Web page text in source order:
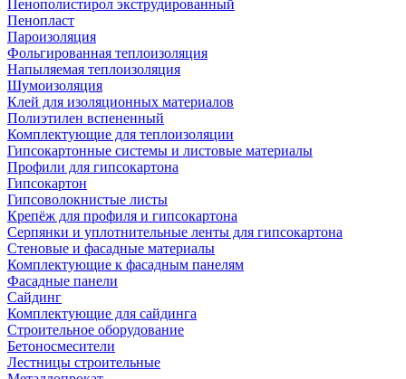
Пенополистирол экструдированный
Пенопласт
Пароизоляция
Фольгированная теплоизоляция
Напыляемая теплоизоляция
Шумоизоляция
Клей для изоляционных материалов
Полиэтилен вспененный
Комплектующие для теплоизоляции
Гипсокартонные системы и листовые материалы
Профили для гипсокартона
Гипсокартон
Гипсоволокнистые листы
Крепёж для профиля и гипсокартона
Серпянки и уплотнительные ленты для гипсокартона
Стеновые и фасадные материалы
Комплектующие к фасадным панелям
Фасадные панели
Сайдинг
Комплектующие для сайдинга
Строительное оборудование
Бетоносмесители
Лестницы строительные